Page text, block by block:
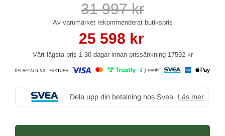
31 997kr
25 598 kr
Vårt lägsta pris 1-30 dagar innan prissänkning 17592 kr
Dela upp din betalning hos Svea Läs mer